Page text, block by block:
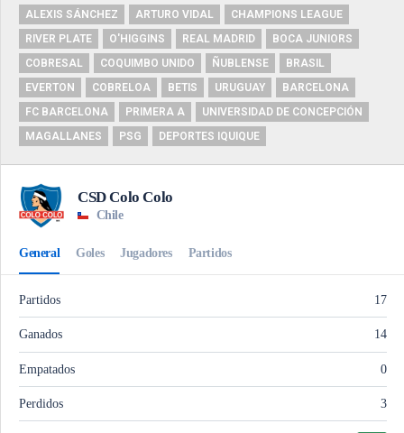
ALEXIS SÁNCHEZ
ARTURO VIDAL
CHAMPIONS LEAGUE
RIVER PLATE
O'HIGGINS REAL MADRID
BOCA JUNIORS
COBRESAL
COQUIMBO UNIDO ÑUBLENSE
BRASIL
EVERTON
COBRELOA BETIS URUGUAY
BARCELONA
FC BARCELONA
PRIMERA A
UNIVERSIDAD DE CONCEPCIÓN
MAGALLANES
PSG DEPORTES IQUIQUE